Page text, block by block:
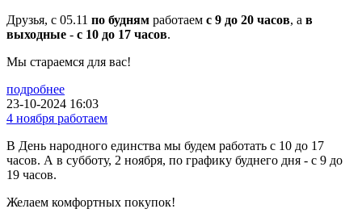
Друзья, с 05.11 по будням работаем с 9 до 20 часов, а в
выходные - с 10 до 17 часов.
Мы стараемся для вас!
подробнее
23-10-2024 16:03
4 ноября работаем
В День народного единства мы будем работать с 10 до 17
часов. А в субботу, 2 ноября, по графику буднего дня - с 9 до
19 часов.
Желаем комфортных покупок!